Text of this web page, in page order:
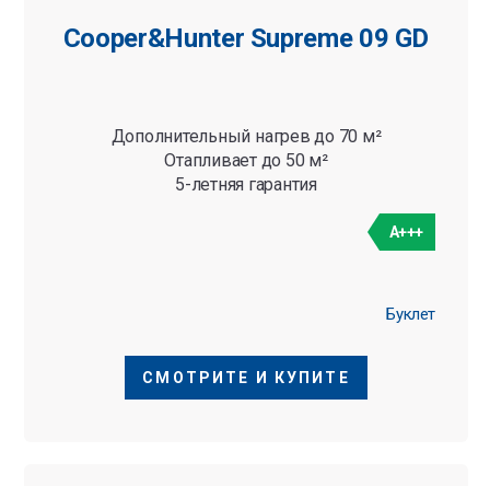
Cooper&Hunter Supreme 09 GD
Дополнительный нагрев до 70 м²
Отапливает до 50 м²
5-летняя гарантия
A+++
Буклет
СМОТРИТЕ И КУПИТЕ